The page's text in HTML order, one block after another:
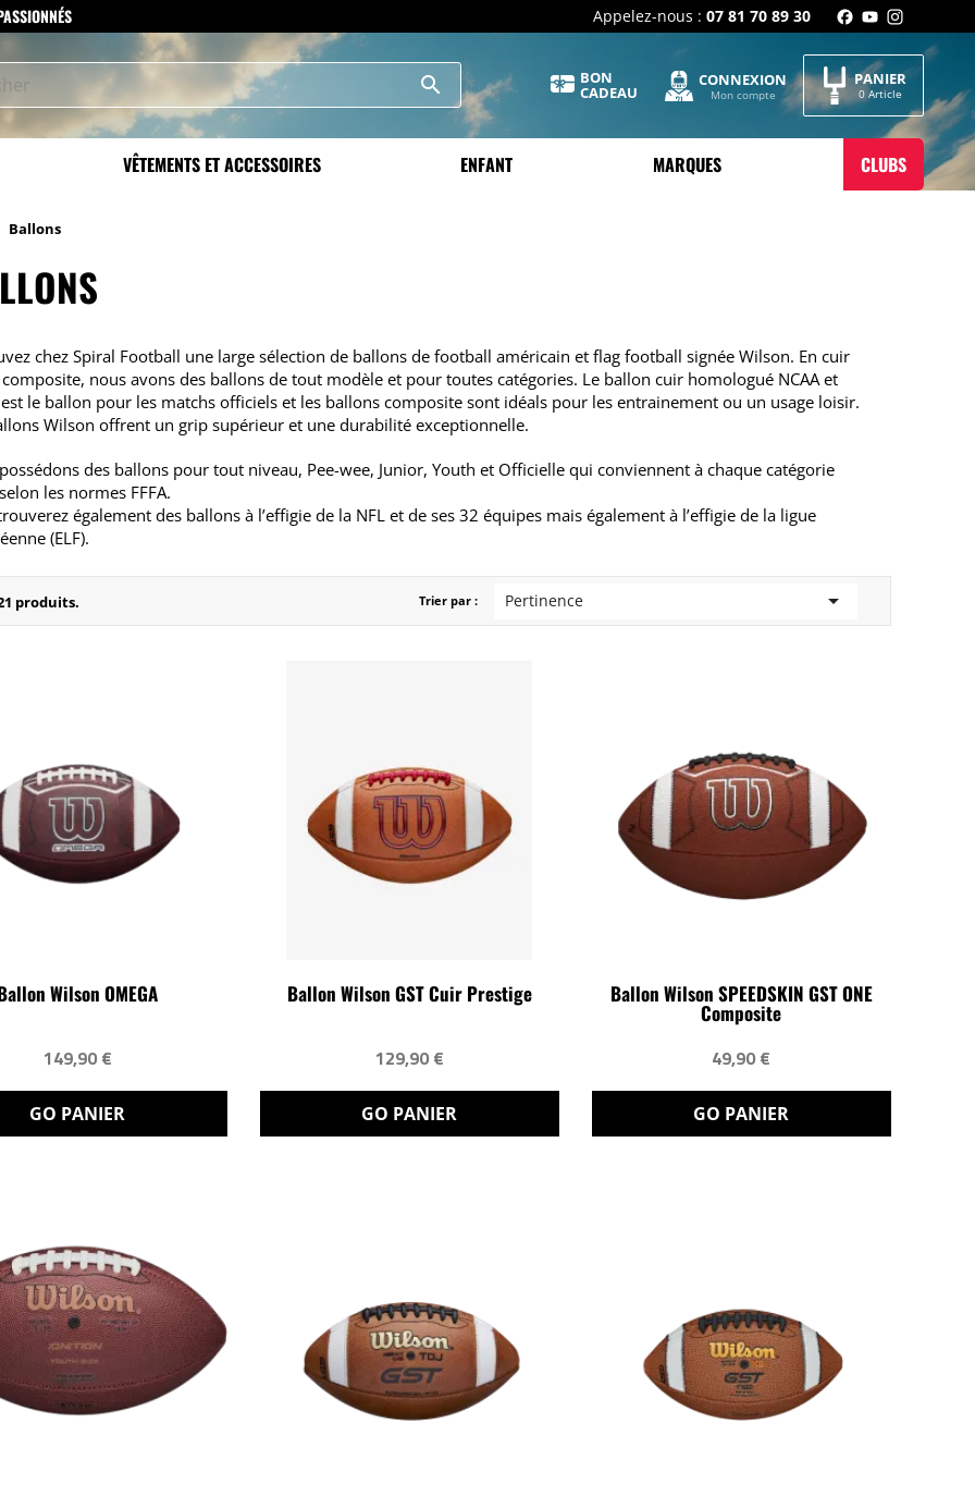
Appelez-nous : 07 81 70 89 30
search BON
CADEAU
CONNEXION
Mon compte
PANIER
0 Article
VÊTEMENTS ET ACCESSOIRES ENFANT MARQUES CLUBS
Ballons
chez Spiral Football une large sélection de ballons de football américain et flag football signée Wilson. En cuir
nous avons des ballons de tout modèle et pour toutes catégories. Le ballon cuir homologué NCAA et
est le ballon pour les matchs officiels et les ballons composite sont idéals pour les entrainement ou un usage loisir.
Wilson offrent un grip supérieur et une durabilité exceptionnelle.
des ballons pour tout niveau, Pee-wee, Junior, Youth et Officielle qui conviennent à chaque catégorie
les normes FFFA.
également des ballons à l’effigie de la NFL et de ses 32 équipes mais également à l’effigie de la ligue
(ELF).
produits. Trier par : Pertinence 
Wilson OMEGA
149,90 €
GO PANIER
Ballon Wilson GST Cuir Prestige
129,90 €
GO PANIER
Ballon Wilson SPEEDSKIN GST ONE
Composite
49,90 €
GO PANIER